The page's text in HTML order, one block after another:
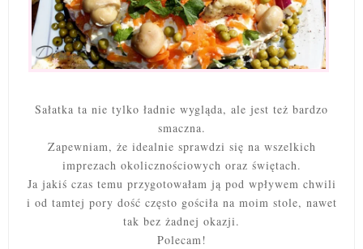
Sałatka ta nie tylko ładnie wygląda, ale jest też bardzo
smaczna.
Zapewniam, że idealnie sprawdzi się na wszelkich
imprezach okolicznościowych oraz świętach.
Ja jakiś czas temu przygotowałam ją pod wpływem chwili
i od tamtej pory dość często gościła na moim stole, nawet
tak bez żadnej okazji.
Polecam!